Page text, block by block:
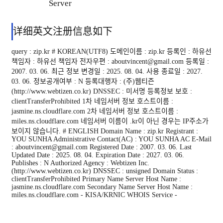
Server
详细英文注册信息如下
query : zip.kr # KOREAN(UTF8) 도메인이름 : zip.kr 등록인 : 하유선
책임자 : 하유선 책임자 전자우편 : aboutvincent@gmail.com 등록일 :
2007. 03. 06. 최근 정보 변경일 : 2025. 08. 04. 사용 종료일 : 2027.
03. 06. 정보공개여부 : N 등록대행자 : (주)웹티즌
(http://www.webtizen.co.kr) DNSSEC : 미서명 등록정보 보호 :
clientTransferProhibited 1차 네임서버 정보 호스트이름 :
jasmine.ns.cloudflare.com 2차 네임서버 정보 호스트이름 :
miles.ns.cloudflare.com 네임서버 이름이 .kr이 아닌 경우는 IP주소가
보이지 않습니다. # ENGLISH Domain Name : zip.kr Registrant :
YOU SUNHA Administrative Contact(AC) : YOU SUNHA AC E-Mail
: aboutvincent@gmail.com Registered Date : 2007. 03. 06. Last
Updated Date : 2025. 08. 04. Expiration Date : 2027. 03. 06.
Publishes : N Authorized Agency : Webtizen Inc.
(http://www.webtizen.co.kr) DNSSEC : unsigned Domain Status :
clientTransferProhibited Primary Name Server Host Name :
jasmine.ns.cloudflare.com Secondary Name Server Host Name :
miles.ns.cloudflare.com - KISA/KRNIC WHOIS Service -